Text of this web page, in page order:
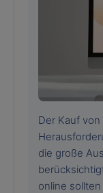
Der Kauf
die große
online